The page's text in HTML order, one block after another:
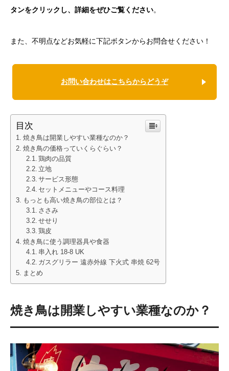
タンをクリックし、詳細をぜひご覧ください。
また、不明点などお気軽に下記ボタンからお問合せください！
お問い合わせはこちらからどうぞ
目次
焼き鳥は開業しやすい業種なのか？
焼き鳥の価格っていくらぐらい？
鶏肉の品質
立地
サービス形態
セットメニューやコース料理
もっとも高い焼き鳥の部位とは？
ささみ
せせり
鶏皮
焼き鳥に使う調理器具や食器
串入れ 18-8 UK
ガスグリラー 遠赤外線 下火式 串焼 62号
まとめ
焼き鳥は開業しやすい業種なのか？